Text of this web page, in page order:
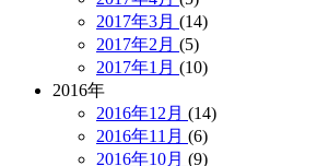
2017年3月 (14)
2017年2月 (5)
2017年1月 (10)
2016年
2016年12月 (14)
2016年11月 (6)
2016年10月 (9)